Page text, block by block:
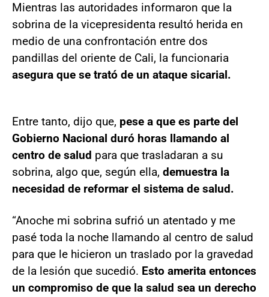
Mientras las autoridades informaron que la
sobrina de la vicepresidenta resultó herida en
medio de una confrontación entre dos
pandillas del oriente de Cali, la funcionaria
asegura que se trató de un ataque sicarial.
Entre tanto, dijo que, pese a que es parte del
Gobierno Nacional duró horas llamando al
centro de salud para que trasladaran a su
sobrina, algo que, según ella, demuestra la
necesidad de reformar el sistema de salud.
“Anoche mi sobrina sufrió un atentado y me
pasé toda la noche llamando al centro de salud
para que le hicieron un traslado por la gravedad
de la lesión que sucedió. Esto amerita entonces
un compromiso de que la salud sea un derecho